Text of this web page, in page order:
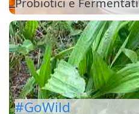
#GoWild